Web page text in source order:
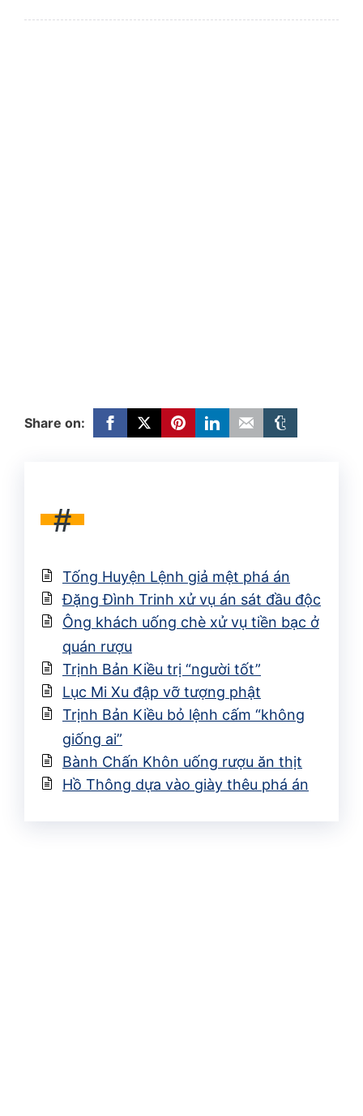
Share on:
#
Tống Huyện Lệnh giả mệt phá án
Đặng Đình Trinh xử vụ án sát đầu độc
Ông khách uống chè xử vụ tiền bạc ở
quán rượu
Trịnh Bản Kiều trị “người tốt”
Lục Mi Xu đập vỡ tượng phật
Trịnh Bản Kiều bỏ lệnh cấm “không
giống ai”
Bành Chấn Khôn uống rượu ăn thịt
Hồ Thông dựa vào giày thêu phá án